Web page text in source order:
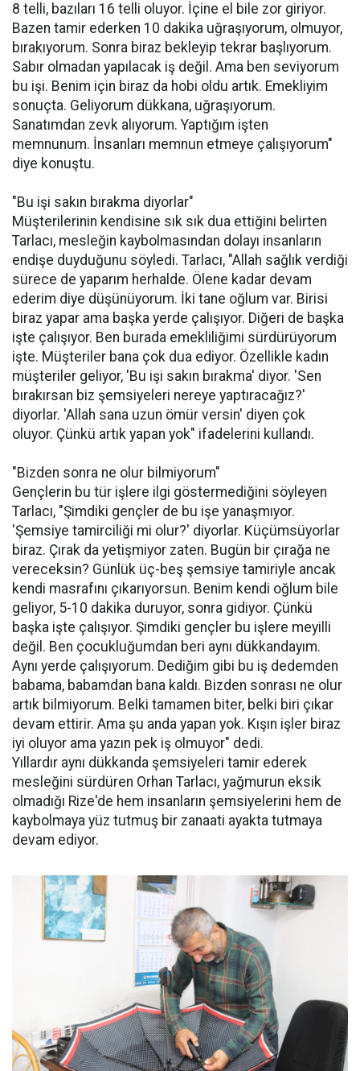
8 telli, bazıları 16 telli oluyor. İçine el bile zor giriyor.
Bazen tamir ederken 10 dakika uğraşıyorum, olmuyor,
bırakıyorum. Sonra biraz bekleyip tekrar başlıyorum.
Sabır olmadan yapılacak iş değil. Ama ben seviyorum
bu işi. Benim için biraz da hobi oldu artık. Emekliyim
sonuçta. Geliyorum dükkana, uğraşıyorum.
Sanatımdan zevk alıyorum. Yaptığım işten
memnunum. İnsanları memnun etmeye çalışıyorum"
diye konuştu.
"Bu işi sakın bırakma diyorlar"
Müşterilerinin kendisine sık sık dua ettiğini belirten
Tarlacı, mesleğin kaybolmasından dolayı insanların
endişe duyduğunu söyledi. Tarlacı, "Allah sağlık verdiği
sürece de yaparım herhalde. Ölene kadar devam
ederim diye düşünüyorum. İki tane oğlum var. Birisi
biraz yapar ama başka yerde çalışıyor. Diğeri de başka
işte çalışıyor. Ben burada emekliliğimi sürdürüyorum
işte. Müşteriler bana çok dua ediyor. Özellikle kadın
müşteriler geliyor, 'Bu işi sakın bırakma' diyor. 'Sen
bırakırsan biz şemsiyeleri nereye yaptıracağız?'
diyorlar. 'Allah sana uzun ömür versin' diyen çok
oluyor. Çünkü artık yapan yok" ifadelerini kullandı.
"Bizden sonra ne olur bilmiyorum"
Gençlerin bu tür işlere ilgi göstermediğini söyleyen
Tarlacı, "Şimdiki gençler de bu işe yanaşmıyor.
'Şemsiye tamirciliği mi olur?' diyorlar. Küçümsüyorlar
biraz. Çırak da yetişmiyor zaten. Bugün bir çırağa ne
vereceksin? Günlük üç-beş şemsiye tamiriyle ancak
kendi masrafını çıkarıyorsun. Benim kendi oğlum bile
geliyor, 5-10 dakika duruyor, sonra gidiyor. Çünkü
başka işte çalışıyor. Şimdiki gençler bu işlere meyilli
değil. Ben çocukluğumdan beri aynı dükkandayım.
Aynı yerde çalışıyorum. Dediğim gibi bu iş dedemden
babama, babamdan bana kaldı. Bizden sonrası ne olur
artık bilmiyorum. Belki tamamen biter, belki biri çıkar
devam ettirir. Ama şu anda yapan yok. Kışın işler biraz
iyi oluyor ama yazın pek iş olmuyor" dedi.
Yıllardır aynı dükkanda şemsiyeleri tamir ederek
mesleğini sürdüren Orhan Tarlacı, yağmurun eksik
olmadığı Rize'de hem insanların şemsiyelerini hem de
kaybolmaya yüz tutmuş bir zanaati ayakta tutmaya
devam ediyor.